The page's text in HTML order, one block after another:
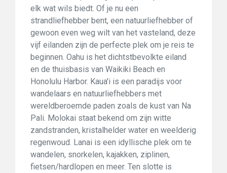
elk wat wils biedt. Of je nu een
strandliefhebber bent, een natuurliefhebber of
gewoon even weg wilt van het vasteland, deze
vijf eilanden zijn de perfecte plek om je reis te
beginnen. Oahu is het dichtstbevolkte eiland
en de thuisbasis van Waikiki Beach en
Honolulu Harbor. Kaua'i is een paradijs voor
wandelaars en natuurliefhebbers met
wereldberoemde paden zoals de kust van Na
Pali. Molokai staat bekend om zijn witte
zandstranden, kristalhelder water en weelderig
regenwoud. Lanai is een idyllische plek om te
wandelen, snorkelen, kajakken, ziplinen,
fietsen/hardlopen en meer. Ten slotte is